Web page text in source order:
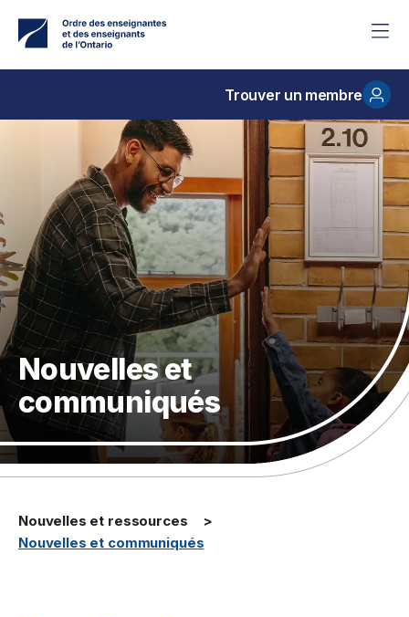
contenu
Trouver un membre
Nouvelles et
communiqués
Nouvelles et ressources
Nouvelles et communiqués